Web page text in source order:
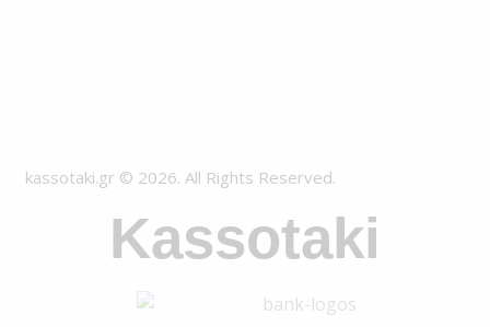
kassotaki.gr © 2026. All Rights Reserved.
Kassotaki